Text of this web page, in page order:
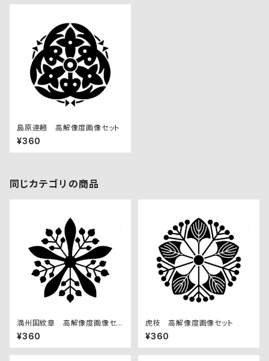
島原連翹 高解像度画像セット
¥360
同じカテゴリの商品
満州国紋章 高解像度画像セッ
ト
¥360
虎枝 高解像度画像セット
¥360